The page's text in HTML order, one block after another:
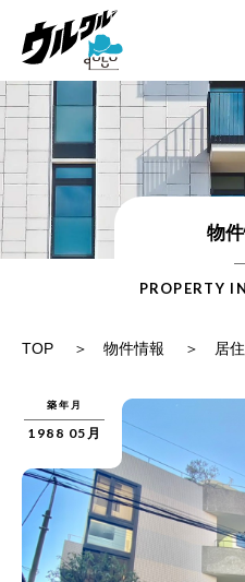
物
PROPERTY
TOP 物件情報 居
築年月
1988 05月